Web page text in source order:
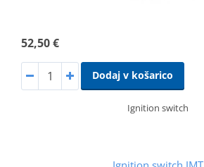
52,50 €
Dodaj v košarico
Ignition switch